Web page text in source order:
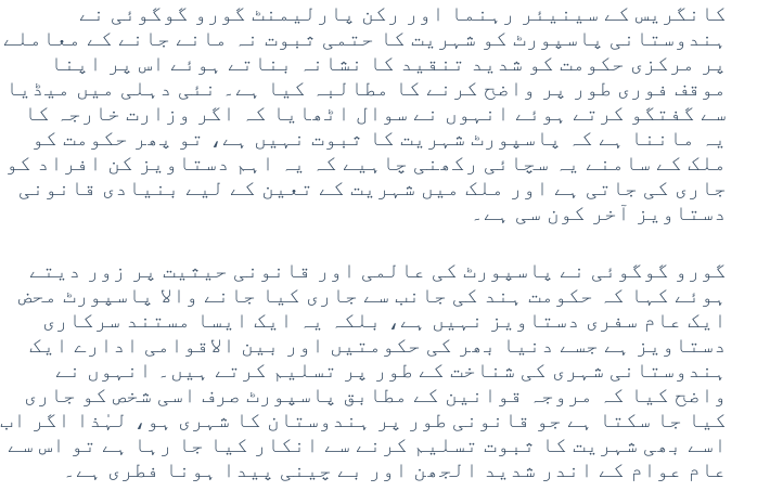
کانگریس کے سینیئر رہنما اور رکن پارلیمنٹ گورو گوگوئی نے
ہندوستانی پاسپورٹ کو شہریت کا حتمی ثبوت نہ مانے جانے کے معاملے
پر مرکزی حکومت کو شدید تنقید کا نشانہ بناتے ہوئے اس پر اپنا
موقف فوری طور پر واضح کرنے کا مطالبہ کیا ہے۔ نئی دہلی میں میڈیا
سے گفتگو کرتے ہوئے انہوں نے سوال اٹھایا کہ اگر وزارت خارجہ کا
یہ ماننا ہے کہ پاسپورٹ شہریت کا ثبوت نہیں ہے، تو پھر حکومت کو
ملک کے سامنے یہ سچائی رکھنی چاہیے کہ یہ اہم دستاویز کن افراد کو
جاری کی جاتی ہے اور ملک میں شہریت کے تعین کے لیے بنیادی قانونی
دستاویز آخر کون سی ہے۔
گورو گوگوئی نے پاسپورٹ کی عالمی اور قانونی حیثیت پر زور دیتے
ہوئے کہا کہ حکومت ہند کی جانب سے جاری کیا جانے والا پاسپورٹ محض
ایک عام سفری دستاویز نہیں ہے، بلکہ یہ ایک ایسا مستند سرکاری
دستاویز ہے جسے دنیا بھر کی حکومتیں اور بین الاقوامی ادارے ایک
ہندوستانی شہری کی شناخت کے طور پر تسلیم کرتے ہیں۔ انہوں نے
واضح کیا کہ مروجہ قوانین کے مطابق پاسپورٹ صرف اسی شخص کو جاری
کیا جا سکتا ہے جو قانونی طور پر ہندوستان کا شہری ہو، لہٰذا اگر اب
اسے بھی شہریت کا ثبوت تسلیم کرنے سے انکار کیا جا رہا ہے تو اس سے
عام عوام کے اندر شدید الجھن اور بے چینی پیدا ہونا فطری ہے۔